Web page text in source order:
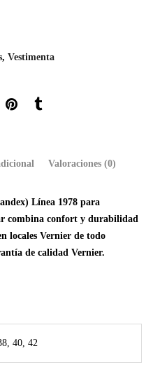
, Vestimenta
Valoraciones (0)
Línea 1978 para
combina confort y durabilidad
locales Vernier de todo
de calidad Vernier.
40, 42